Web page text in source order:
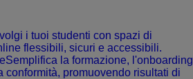
i tuoi studenti con spazi di
flessibili, sicuri e accessibili.
Semplifica la formazione, l'onboarding
conformità, promuovendo risultati di